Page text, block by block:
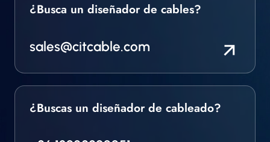
¿Busca un diseñador de cables?
sales@citcable.com
¿Buscas un diseñador de cableado?